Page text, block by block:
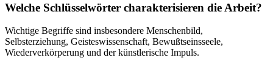
Welche Schlüsselwörter charakterisieren die Arbeit?
Wichtige Begriffe sind insbesondere Menschenbild,
Selbsterziehung, Geisteswissenschaft, Bewußtseinsseele,
Wiederverkörperung und der künstlerische Impuls.